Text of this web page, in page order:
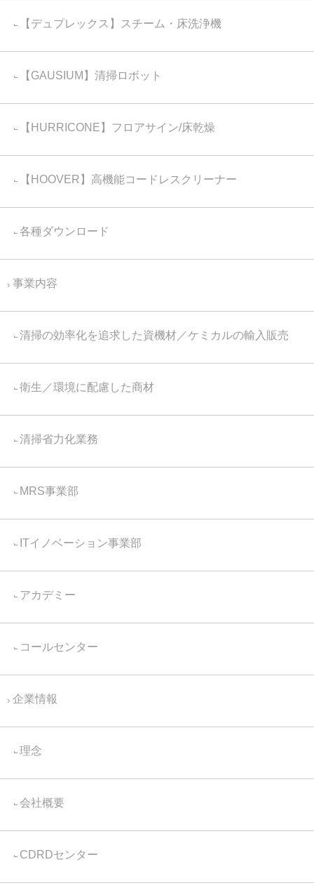
【デュプレックス】スチーム・床洗浄機
【GAUSIUM】清掃ロボット
【HURRICONE】フロアサイン/床乾燥
【HOOVER】高機能コードレスクリーナー
各種ダウンロード
事業内容
清掃の効率化を追求した資機材／ケミカルの輸入販売
衛生／環境に配慮した商材
清掃省力化業務
MRS事業部
ITイノベーション事業部
アカデミー
コールセンター
企業情報
理念
会社概要
CDRDセンター